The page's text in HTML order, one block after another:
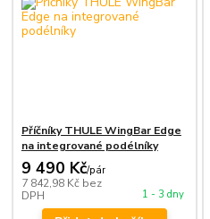
Příčníky THULE WingBar Edge
na integrované podélníky
9 490 Kč/pár
7 842,98 Kč bez
DPH
1 - 3 dny